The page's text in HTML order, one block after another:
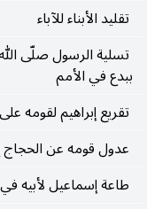
تقليد الأبناء للآباء
تسلية الرسول صلّى
ببدع في الأمم
تقريع إبراهيم لقومه
عدول قومه عن الحجاج
طاعة إسماعيل لأبيه في
ونحو الآية قوله : «
أَنْزَلْناهُ مِنَ
تَذْرُوهُ الرِّياحُ وَكانَ
(أَفَمَنْ شَرَحَ